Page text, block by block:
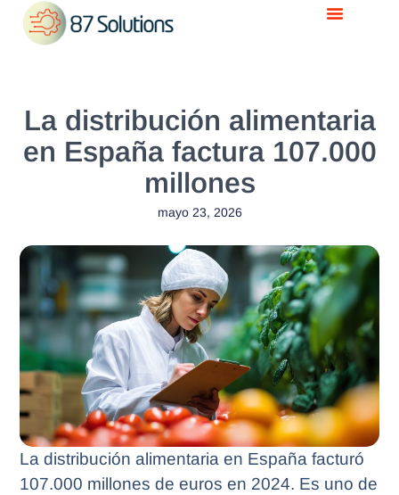
La distribución alimentaria
en España factura 107.000
millones
mayo 23, 2026
La distribución alimentaria en España facturó
107.000 millones de euros en 2024. Es uno de